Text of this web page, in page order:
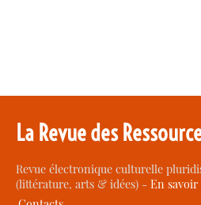
La Revue des
Revue électronique culturelle
(littérature, arts & idées) -En